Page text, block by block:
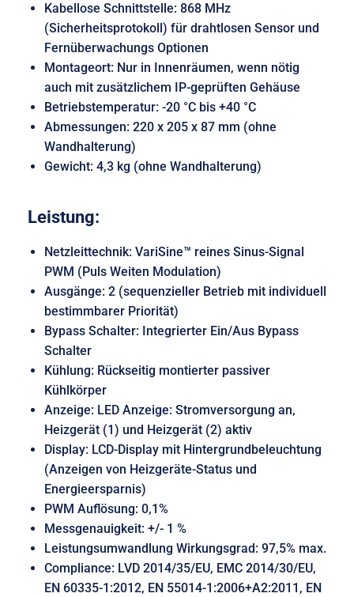
Kabellose Schnittstelle: 868 MHz
(Sicherheitsprotokoll) für drahtlosen Sensor und
Fernüberwachungs Optionen
Montageort: Nur in Innenräumen, wenn nötig
auch mit zusätzlichem IP-geprüften Gehäuse
Betriebstemperatur: -20 °C bis +40 °C
Abmessungen: 220 x 205 x 87 mm (ohne
Wandhalterung)
Gewicht: 4,3 kg (ohne Wandhalterung)
Leistung:
Netzleittechnik: VariSine™ reines Sinus-Signal
PWM (Puls Weiten Modulation)
Ausgänge: 2 (sequenzieller Betrieb mit individuell
bestimmbarer Priorität)
Bypass Schalter: Integrierter Ein/Aus Bypass
Schalter
Kühlung: Rückseitig montierter passiver
Kühlkörper
Anzeige: LED Anzeige: Stromversorgung an,
Heizgerät (1) und Heizgerät (2) aktiv
Display: LCD-Display mit Hintergrundbeleuchtung
(Anzeigen von Heizgeräte-Status und
Energieersparnis)
PWM Auflösung: 0,1%
Messgenauigkeit: +/- 1 %
Leistungsumwandlung Wirkungsgrad: 97,5% max.
Compliance: LVD 2014/35/EU, EMC 2014/30/EU,
EN 60335-1:2012, EN 55014-1:2006+A2:2011, EN